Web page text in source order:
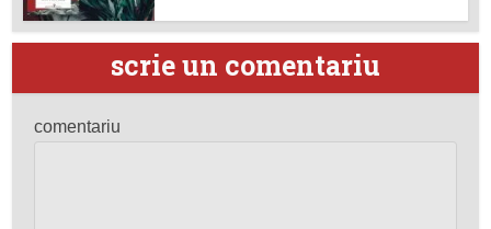
scrie un comentariu
comentariu